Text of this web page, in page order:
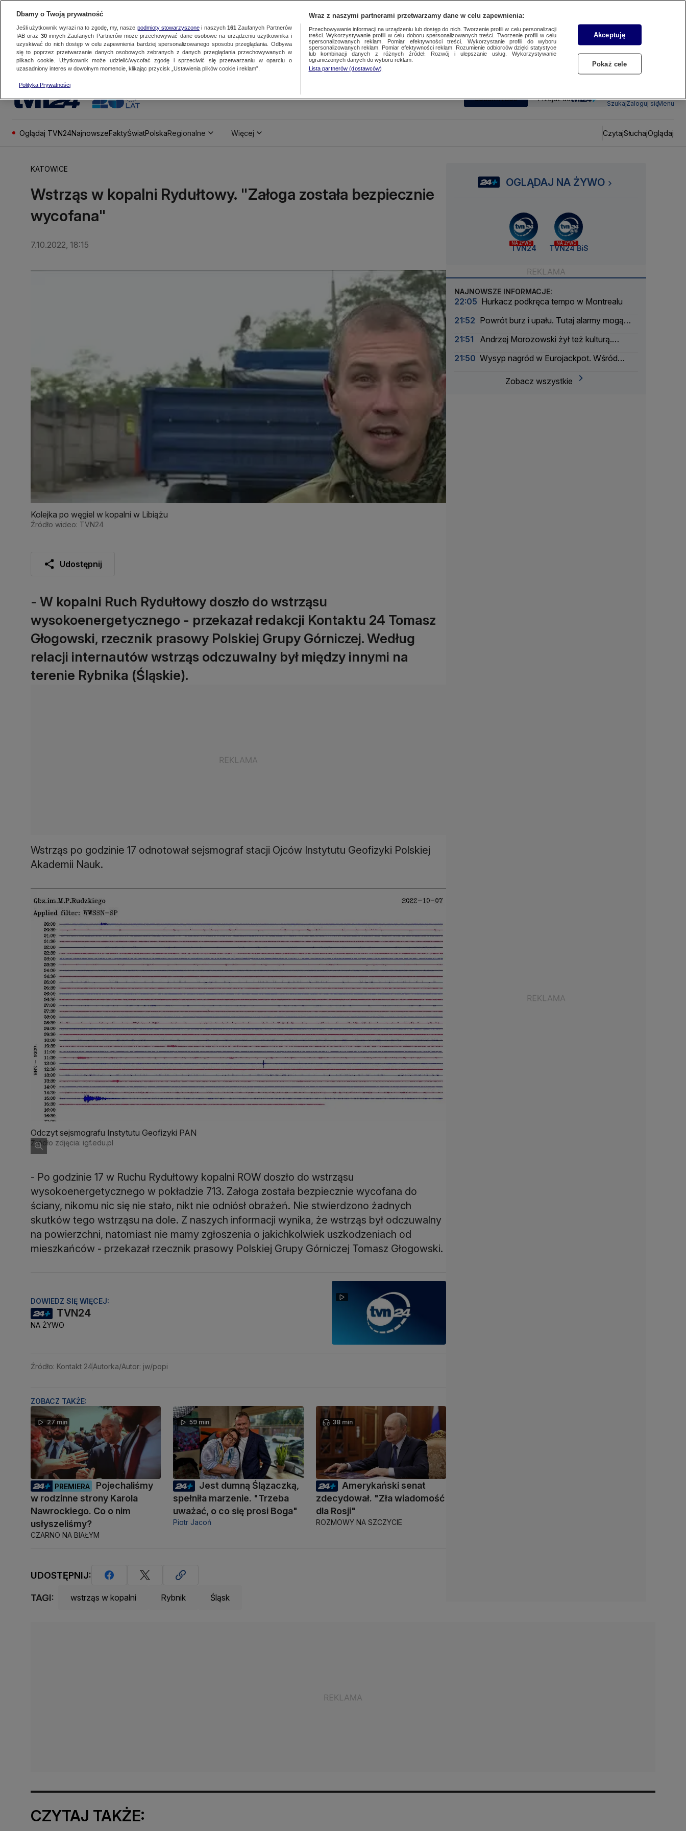
SUBSKRYBUJ Przejdź do
SzukajZaloguj sięMenu
Oglądaj TVN24NajnowszeFaktyŚwiatPolskaRegionalne Więcej CzytajSłuchajOglądaj
KATOWICE
Wstrząs w kopalni Rydułtowy. "Załoga została bezpiecznie
wycofana"
7.10.2022, 18:15
Kolejka po węgiel w kopalni w Libiążu
Źródło wideo: TVN24
Udostępnij
- W kopalni Ruch Rydułtowy doszło do wstrząsu
wysokoenergetycznego - przekazał redakcji Kontaktu 24 Tomasz
Głogowski, rzecznik prasowy Polskiej Grupy Górniczej. Według
relacji internautów wstrząs odczuwalny był między innymi na
terenie Rybnika (Śląskie).
Wstrząs po godzinie 17 odnotował sejsmograf stacji Ojców Instytutu Geofizyki Polskiej
Akademii Nauk.
Odczyt sejsmografu Instytutu Geofizyki PAN
Źródło zdjęcia: igf.edu.pl
- Po godzinie 17 w Ruchu Rydułtowy kopalni ROW doszło do wstrząsu
wysokoenergetycznego w pokładzie 713. Załoga została bezpiecznie wycofana do
ściany, nikomu nic się nie stało, nikt nie odniósł obrażeń. Nie stwierdzono żadnych
skutków tego wstrząsu na dole. Z naszych informacji wynika, że wstrząs był odczuwalny
na powierzchni, natomiast nie mamy zgłoszenia o jakichkolwiek uszkodzeniach od
mieszkańców - przekazał rzecznik prasowy Polskiej Grupy Górniczej Tomasz Głogowski.
DOWIEDZ SIĘ WIĘCEJ:
TVN24
NA ŻYWO
Źródło: Kontakt 24Autorka/Autor: jw/popi
ZOBACZ TAKŻE:
27 min
PREMIERA
Pojechaliśmy
w rodzinne strony Karola
Nawrockiego. Co o nim
usłyszeliśmy?
CZARNO NA BIAŁYM
59 min
Jest dumną Ślązaczką,
spełniła marzenie. "Trzeba
uważać, o co się prosi Boga"
Piotr Jacoń
38 min
Amerykański senat
zdecydował. "Zła wiadomość
dla Rosji"
ROZMOWY NA SZCZYCIE
UDOSTĘPNIJ:
TAGI: wstrząs w kopalni Rybnik Śląsk
OGLĄDAJ NA ŻYWO
NA ŻYWO
TVN24
NA ŻYWO
TVN24 BiS
NAJNOWSZE INFORMACJE:
22:05 Hurkacz podkręca tempo w Montrealu
21:52 Powrót burz i upału. Tutaj alarmy mogą
21:51
Andrzej Morozowski żył też kulturą.
21:50 Wysyp nagród w Eurojackpot. Wśród
Zobacz wszystkie
CZYTAJ TAKŻE:
Dbamy o Twoją prywatność
Jeśli użytkownik wyrazi na to zgodę, my, nasze podmioty stowarzyszonei naszych 161 Zaufanych Partnerów
IAB oraz 30innych Zaufanych Partnerów może przechowywać dane osobowe na urządzeniu użytkownika i
uzyskiwać do nich dostęp w celu zapewnienia bardziej spersonalizowanego sposobu przeglądania. Odbywa
się to poprzez przetwarzanie danych osobowych zebranych z danych przeglądania przechowywanych w
plikach cookie. Użytkownik może udzielić/wycofać zgodę i sprzeciwić się przetwarzaniu w oparciu o
uzasadniony interes w dowolnym momencie, klikając przycisk „Ustawienia plików cookie i reklam”.
Polityka Prywatności
Wraz z naszymi partnerami przetwarzamy dane w celu zapewnienia:
Przechowywanie informacji na urządzeniu lub dostęp do nich. Tworzenie profili w celu personalizacji
treści. Wykorzystywanie profili w celu doboru spersonalizowanych treści. Tworzenie profili w celu
spersonalizowanych reklam. Pomiar efektywności treści. Wykorzystanie profili do wyboru
spersonalizowanych reklam. Pomiar efektywności reklam. Rozumienie odbiorców dzięki statystyce
lub kombinacji danych z różnych źródeł. Rozwój i ulepszanie usług. Wykorzystywanie
ograniczonych danych do wyboru reklam.
Lista partnerów (dostawców)
Akceptuję
Pokaż cele